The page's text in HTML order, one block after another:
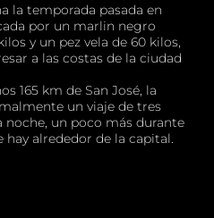
la temporada pasada en
por un marlin negro
y un pez vela de 60 kilos,
a las costas de la ciudad
165 km de San José, la
un viaje de tres
noche, un poco más durante
alrededor de la capital.